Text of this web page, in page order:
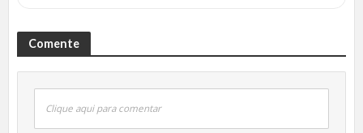
Comente
Clique aqui para comentar